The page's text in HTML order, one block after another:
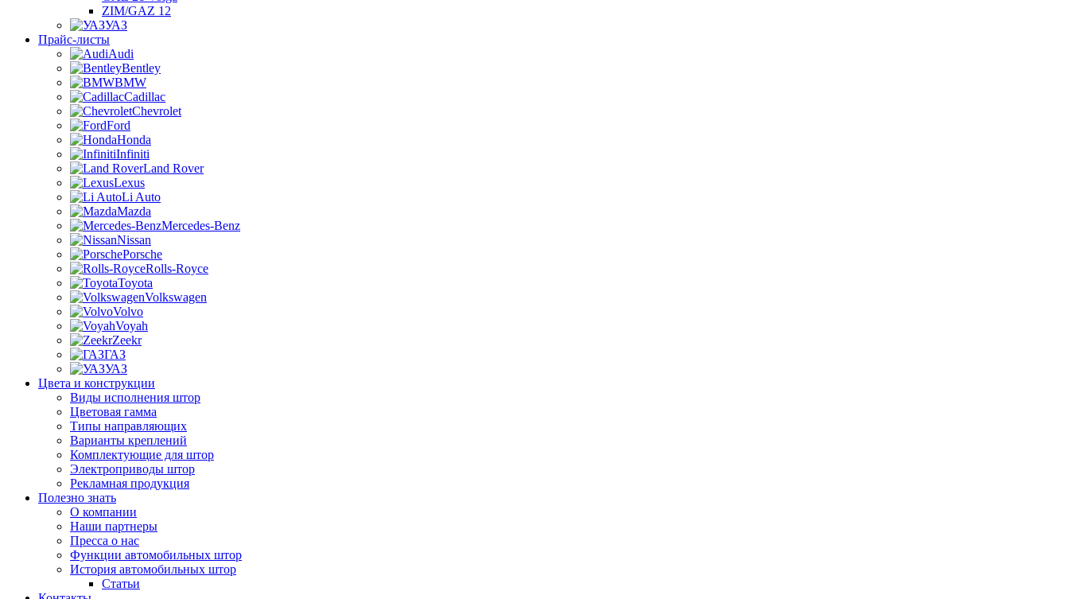
ZIM/GAZ 12
УАЗ
Прайс-листы
Audi
Bentley
BMW
Cadillac
Chevrolet
Ford
Honda
Infiniti
Land Rover
Lexus
Li Auto
Mazda
Mercedes-Benz
Nissan
Porsche
Rolls-Royce
Toyota
Volkswagen
Volvo
Voyah
Zeekr
ГАЗ
УАЗ
Цвета и конструкции
Виды исполнения штор
Цветовая гамма
Типы направляющих
Варианты креплений
Комплектующие для штор
Электроприводы штор
Рекламная продукция
Полезно знать
О компании
Наши партнеры
Пресса о нас
Функции автомобильных штор
История автомобильных штор
Статьи